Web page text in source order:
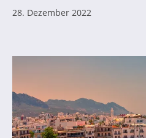
28. Dezember 2022